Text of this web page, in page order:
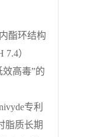
酯环结构
）
高毒”的
专利
脂质长期